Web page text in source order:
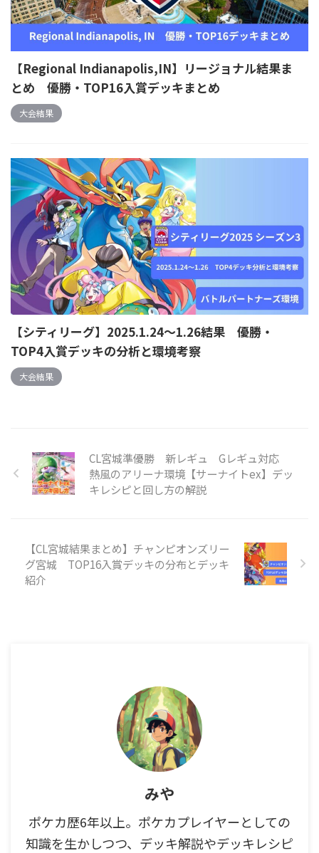
【Regional Indianapolis,IN】リージョナル結果ま
とめ 優勝・TOP16入賞デッキまとめ
大会結果
【シティリーグ】2025.1.24～1.26結果 優勝・
TOP4入賞デッキの分析と環境考察
大会結果
CL宮城準優勝 新レギュ Gレギュ対応
熱風のアリーナ環境【サーナイトex】デッ
キレシピと回し方の解説
【CL宮城結果まとめ】チャンピオンズリー
グ宮城 TOP16入賞デッキの分布とデッキ
紹介
みや
ポケカ歴6年以上。ポケカプレイヤーとしての
知識を生かしつつ、デッキ解説やデッキレシピ